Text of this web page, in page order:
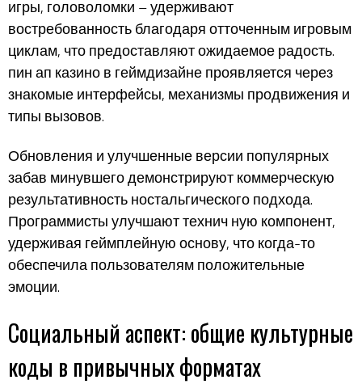
игры, головоломки – удерживают
востребованность благодаря отточенным игровым
циклам, что предоставляют ожидаемое радость.
пин ап казино в геймдизайне проявляется через
знакомые интерфейсы, механизмы продвижения и
типы вызовов.
Обновления и улучшенные версии популярных
забав минувшего демонстрируют коммерческую
результативность ностальгического подхода.
Программисты улучшают технич ную компонент,
удерживая геймплейную основу, что когда-то
обеспечила пользователям положительные
эмоции.
Социальный аспект: общие культурные
коды в привычных форматах